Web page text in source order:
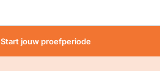
Start jouw proefperiode